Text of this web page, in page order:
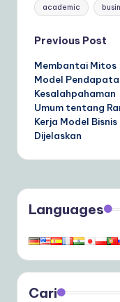
academic
Post
Previous Post
Membantai Mitos
Model
Kesalahpahaman
Umum tentang
Kerja Model Bisnis
Dijelaskan
Languages
Cari